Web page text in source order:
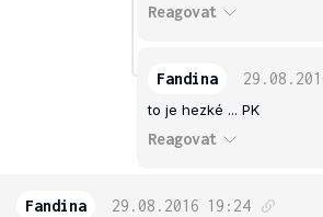
Reagovat
Fandina
to je hezké ... PK
Reagovat
Fandina 29.08.2016 19:24